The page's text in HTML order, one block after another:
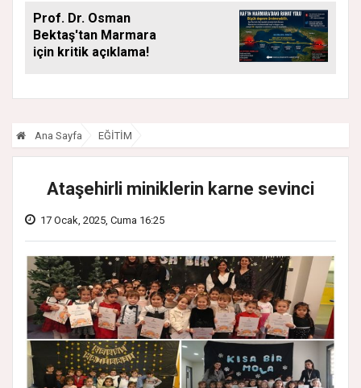
Prof. Dr. Osman
Bektaş'tan Marmara
için kritik açıklama!
Ana Sayfa EĞİTİM
Ataşehirli miniklerin karne sevinci
17 Ocak, 2025, Cuma 16:25